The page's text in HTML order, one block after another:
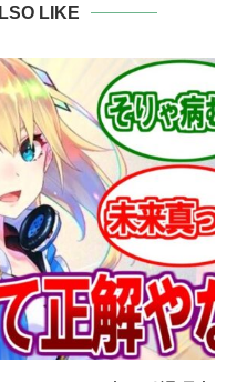
LIKE